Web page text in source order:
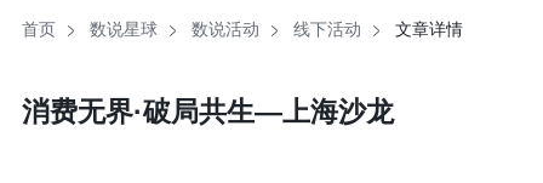
首页 数说星球 数说活动 线下活动 文章详情
消费无界·破局共生—上海沙龙